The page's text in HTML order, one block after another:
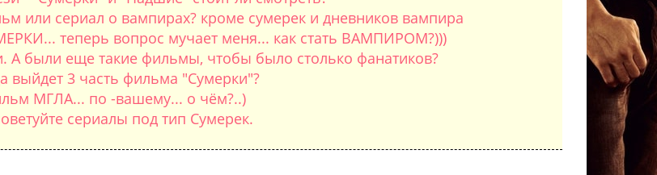
или сериал о вампирах? кроме сумерек и дневников вампира
теперь вопрос мучает меня... как стать ВАМПИРОМ?)))
А были еще такие фильмы, чтобы было столько фанатиков?
выйдет 3 часть фильма "Сумерки"?
МГЛА... по -вашему... о чём?..)
сериалы под тип Сумерек.